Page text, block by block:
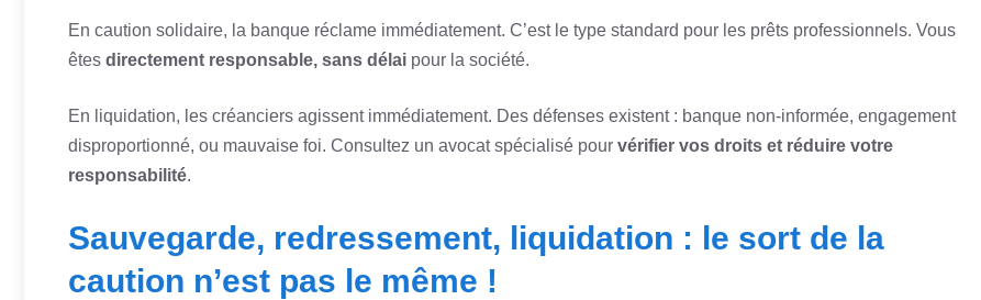
En caution solidaire, la banque réclame immédiatement. C’est le type standard pour les prêts professionnels. Vous
êtes directement responsable, sans délai pour la société.
En liquidation, les créanciers agissent immédiatement. Des défenses existent : banque non-informée, engagement
disproportionné, ou mauvaise foi. Consultez un avocat spécialisé pour vérifier vos droits et réduire votre
responsabilité.
Sauvegarde, redressement, liquidation : le sort de la
caution n’est pas le même !